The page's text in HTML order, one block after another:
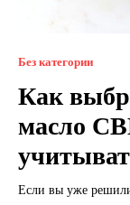
Без категории
Как
масло
Если вы уже